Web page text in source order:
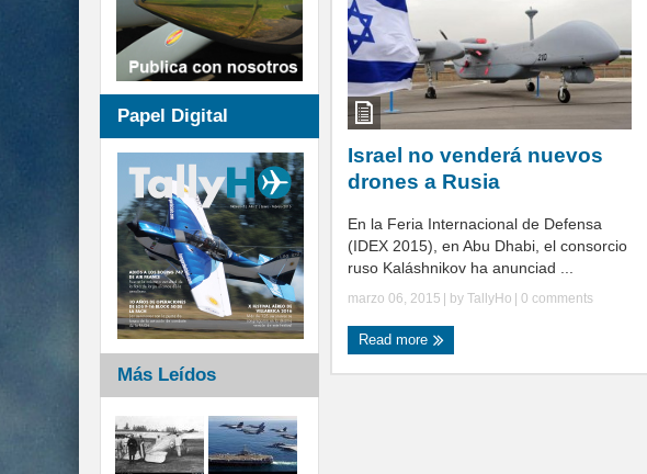
Israel no venderá nuevos
drones a Rusia
En la Feria Internacional de Defensa
(IDEX 2015), en Abu Dhabi, el consorcio
ruso Kaláshnikov ha anunciad ...
marzo 06, 2015 | by TallyHo 0 comments
Read more
Papel Digital
Más Leídos